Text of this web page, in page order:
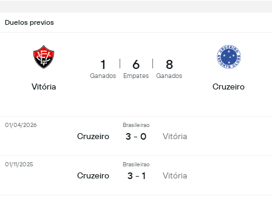
Duelos previos
Vitória
1
Ganados
6
Empates
8
Ganados
Cruzeiro
Cruzeiro
Brasileirao
3 - 0 Vitória
01/04/2026
Cruzeiro
Brasileirao
3 - 1 Vitória
01/11/2025